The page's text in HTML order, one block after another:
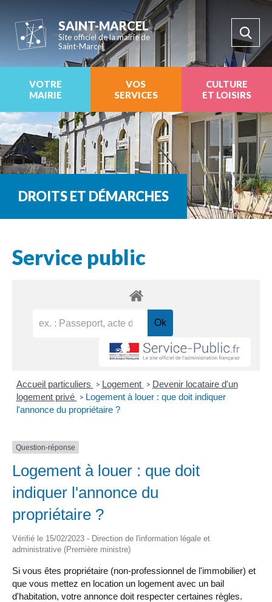
SAINT-MARCEL
Site officiel de la mairie de
Saint-Marcel
VOTRE
MAIRIE
VOS
SERVICES
CULTURE
ET LOISIRS
DROITS ET DÉMARCHES
Service public
Accueil particuliers > Logement > Devenir locataire d'un
logement privé > Logement à louer : que doit indiquer
l'annonce du propriétaire ?
Question-réponse
Logement à louer : que doit
indiquer l'annonce du
propriétaire ?
Vérifié le 15/02/2023 - Direction de l'information légale et
administrative (Première ministre)
Si vous êtes propriétaire (non-professionnel de l'immobilier) et
que vous mettez en location un logement avec un bail
d'habitation, votre annonce doit respecter certaines règles.